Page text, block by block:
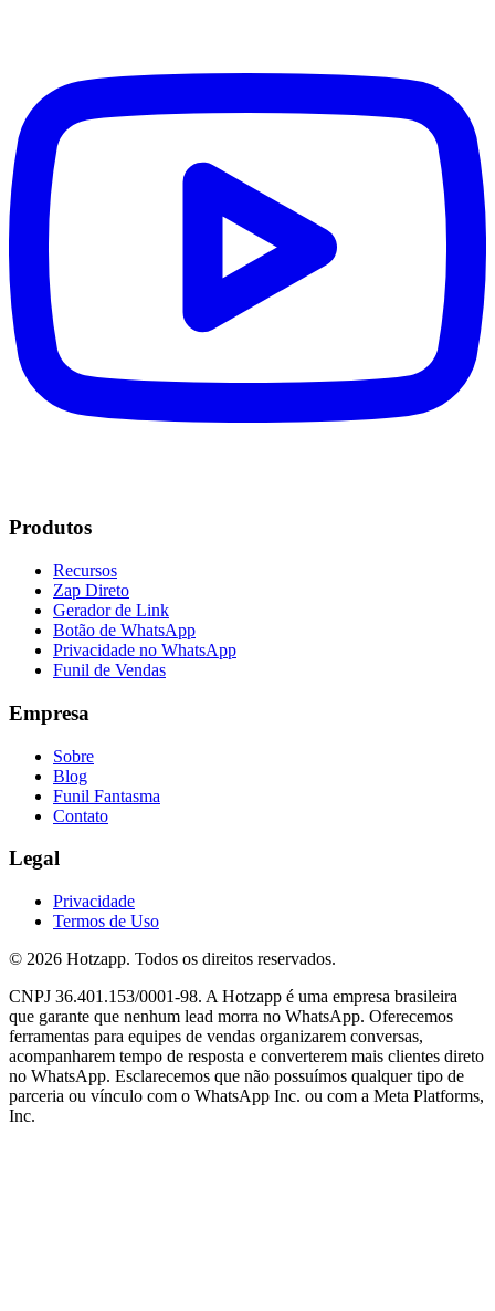
Produtos
Recursos
Zap Direto
Gerador de Link
Botão de WhatsApp
Privacidade no WhatsApp
Funil de Vendas
Empresa
Sobre
Blog
Funil Fantasma
Contato
Legal
Privacidade
Termos de Uso
© 2026 Hotzapp. Todos os direitos reservados.
CNPJ 36.401.153/0001-98. A Hotzapp é uma empresa brasileira
que garante que nenhum lead morra no WhatsApp. Oferecemos
ferramentas para equipes de vendas organizarem conversas,
acompanharem tempo de resposta e converterem mais clientes direto
no WhatsApp. Esclarecemos que não possuímos qualquer tipo de
parceria ou vínculo com o WhatsApp Inc. ou com a Meta Platforms,
Inc.